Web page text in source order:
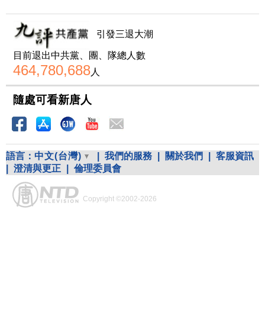
引發三退大潮
目前退出中共黨、團、隊總人數
464,780,688人
隨處可看新唐人
語言： 中文(台灣) 我們的服務 關於我們
客服資訊
澄清與更正 倫理委員會
Copyright ©2002-2026